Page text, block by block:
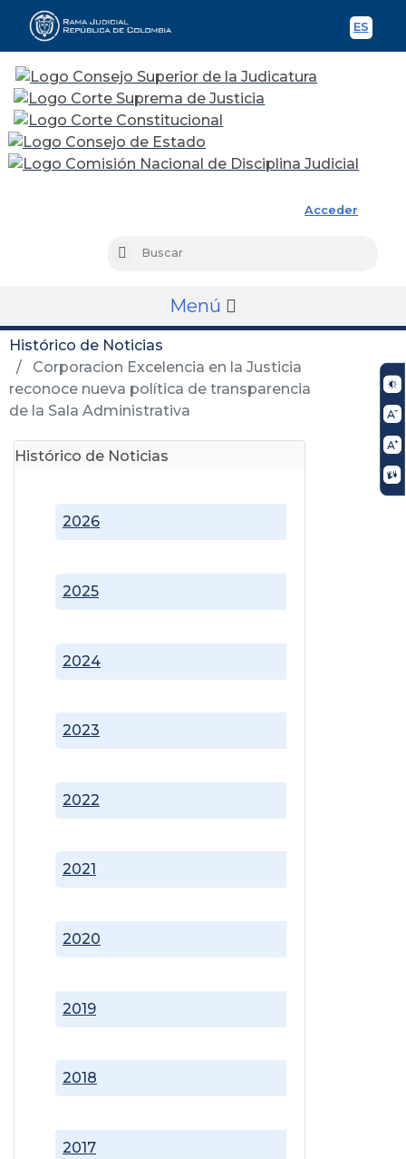
ES
Acceder
Buscar
Menú
Histórico de Noticias
Corporacion Excelencia en la Justicia
reconoce nueva política de transparencia
de la Sala Administrativa
Histórico de Noticias
2017
2018
2019
2020
2021
2022
2023
2024
2025
2026